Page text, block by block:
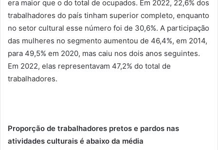
era maior que o do total de ocupados. Em 2022, 22,6% dos
trabalhadores do país tinham superior completo, enquanto
no setor cultural esse número foi de 30,6%. A participação
das mulheres no segmento aumentou de 46,4%, em 2014,
para 49,5% em 2020, mas caiu nos dois anos seguintes.
Em 2022, elas representavam 47,2% do total de
trabalhadores.
Proporção de trabalhadores pretos e pardos nas
atividades culturais é abaixo da média